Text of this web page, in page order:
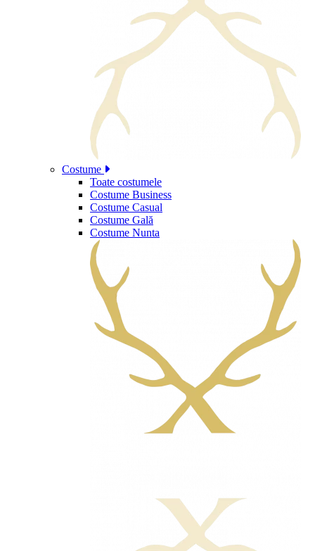
Costume
Toate costumele
Costume Business
Costume Casual
Costume Gală
Costume Nunta